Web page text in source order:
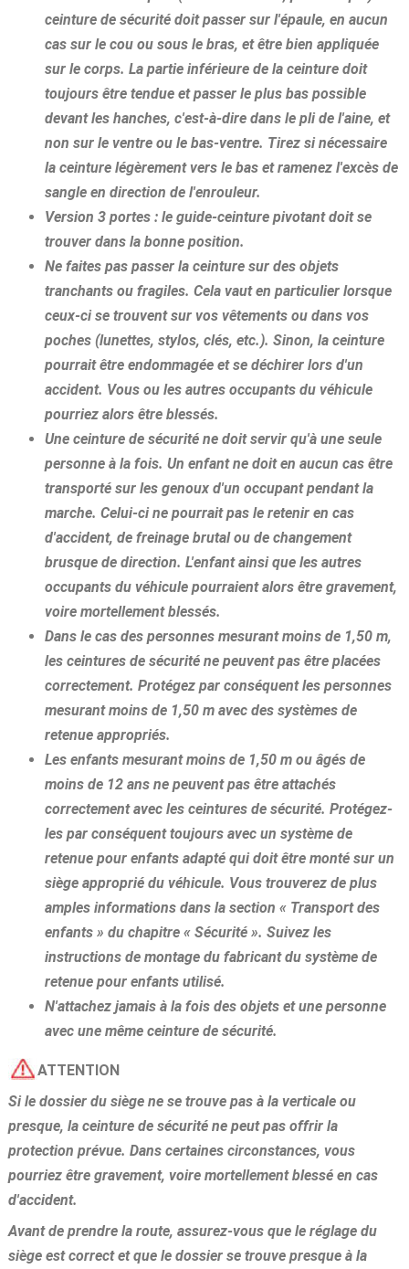
ceinture de sécurité doit passer sur l'épaule, en aucun
cas sur le cou ou sous le bras, et être bien appliquée
sur le corps. La partie inférieure de la ceinture doit
toujours être tendue et passer le plus bas possible
devant les hanches, c'est-à-dire dans le pli de l'aine, et
non sur le ventre ou le bas-ventre. Tirez si nécessaire
la ceinture légèrement vers le bas et ramenez l'excès de
sangle en direction de l'enrouleur.
Version 3 portes : le guide-ceinture pivotant doit se
trouver dans la bonne position.
Ne faites pas passer la ceinture sur des objets
tranchants ou fragiles. Cela vaut en particulier lorsque
ceux-ci se trouvent sur vos vêtements ou dans vos
poches (lunettes, stylos, clés, etc.). Sinon, la ceinture
pourrait être endommagée et se déchirer lors d'un
accident. Vous ou les autres occupants du véhicule
pourriez alors être blessés.
Une ceinture de sécurité ne doit servir qu'à une seule
personne à la fois. Un enfant ne doit en aucun cas être
transporté sur les genoux d'un occupant pendant la
marche. Celui-ci ne pourrait pas le retenir en cas
d'accident, de freinage brutal ou de changement
brusque de direction. L'enfant ainsi que les autres
occupants du véhicule pourraient alors être gravement,
voire mortellement blessés.
Dans le cas des personnes mesurant moins de 1,50 m,
les ceintures de sécurité ne peuvent pas être placées
correctement. Protégez par conséquent les personnes
mesurant moins de 1,50 m avec des systèmes de
retenue appropriés.
Les enfants mesurant moins de 1,50 m ou âgés de
moins de 12 ans ne peuvent pas être attachés
correctement avec les ceintures de sécurité. Protégez-
les par conséquent toujours avec un système de
retenue pour enfants adapté qui doit être monté sur un
siège approprié du véhicule. Vous trouverez de plus
amples informations dans la section « Transport des
enfants » du chapitre « Sécurité ». Suivez les
instructions de montage du fabricant du système de
retenue pour enfants utilisé.
N'attachez jamais à la fois des objets et une personne
avec une même ceinture de sécurité.
ATTENTION
Si le dossier du siège ne se trouve pas à la verticale ou
presque, la ceinture de sécurité ne peut pas offrir la
protection prévue. Dans certaines circonstances, vous
pourriez être gravement, voire mortellement blessé en cas
d'accident.
Avant de prendre la route, assurez-vous que le réglage du
siège est correct et que le dossier se trouve presque à la